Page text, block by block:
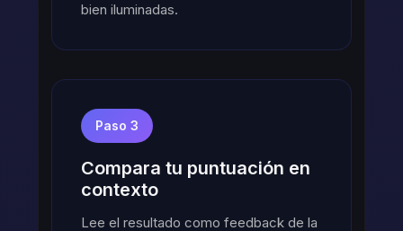
bien iluminadas.
Paso 3
Compara tu puntuación en
contexto
Lee el resultado como feedback de la